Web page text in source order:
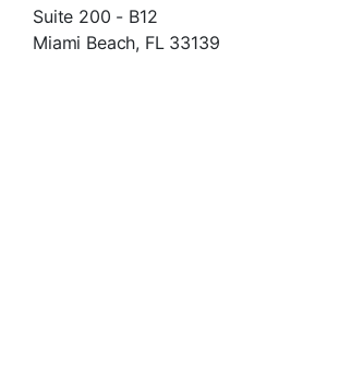
Suite 200 - B12
Miami Beach, FL 33139